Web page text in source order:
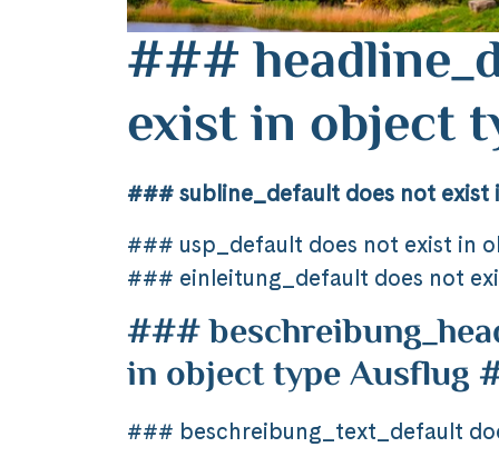
###
exist in object
### subline_default does not
### usp_default does not exist in
### einleitung_default does not
###
in object type Ausflug
### beschreibung_text_default